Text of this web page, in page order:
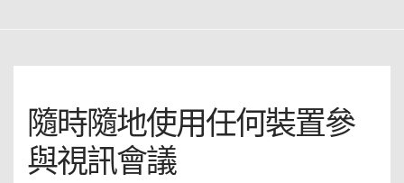
隨時隨地使用任何裝置參
與視訊會議